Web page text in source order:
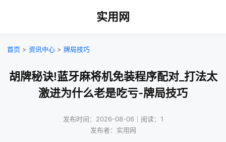
实用网
首页 > 资讯中心 > 牌局技巧
胡牌秘诀!蓝牙麻将机免装程序配对_打法太
激进为什么老是吃亏-牌局技巧
发布时间：2026-08-06｜阅读：1
发布者：实用网